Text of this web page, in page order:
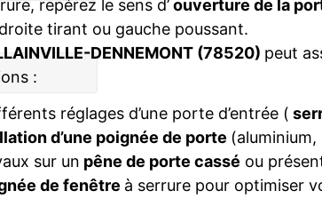
repérez le sens d’ouverture de la
tirant ou gauche poussant.
DENNEMONT (78520) peut
:
réglages d’une porte d’entrée (
d’une poignée de porte
sur un pêne de porte cassé ou
de fenêtre à serrure pour optimiser